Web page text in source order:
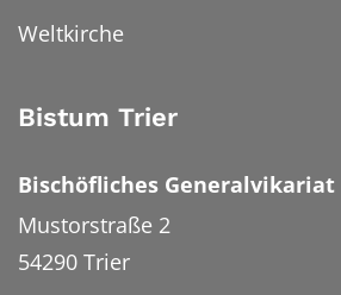
Weltkirche
Bistum Trier
Bischöfliches Generalvikariat
Mustorstraße 2
54290 Trier